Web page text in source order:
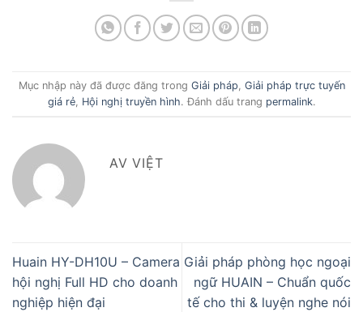
Mục nhập này đã được đăng trong Giải pháp Giải pháp trực tuyến
giá rẻ, Hội nghị truyền hình. Đánh dấu trang permalink.
AV VIỆT
Huain HY-DH10U – Camera
hội nghị Full HD cho doanh
nghiệp hiện đại
Giải pháp phòng học ngoại
ngữ HUAIN – Chuẩn quốc
tế cho thi & luyện nghe nói